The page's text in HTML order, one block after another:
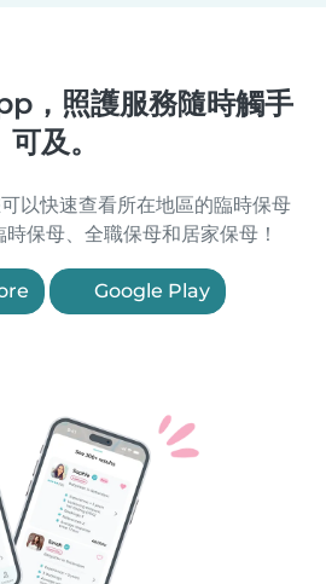
，照護服務隨時觸手
可及。
以快速查看所在地區的臨時保母
保母、全職保母和居家保母！
Google Play